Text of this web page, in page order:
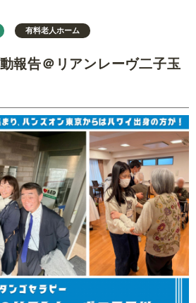
有料老人ホーム
報告＠リアンレーヴ二子玉